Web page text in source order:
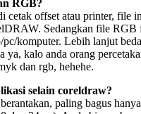
RGB?
offset atau printer, file
Sedangkan file RGB
komputer. Lebih lanjut
ya, kalo anda orang
dan rgb, hehehe.
selain coreldraw?
paling bagus